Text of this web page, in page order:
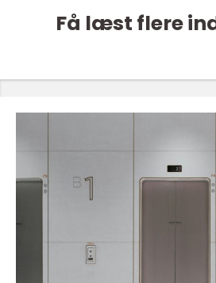
Få læst flere